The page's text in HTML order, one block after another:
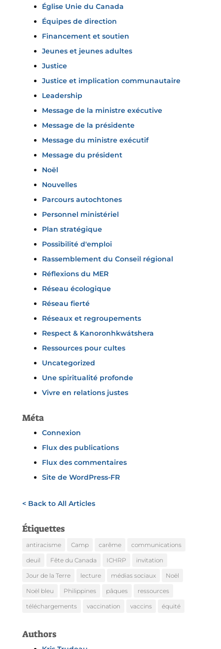
Église Unie du Canada
Équipes de direction
Financement et soutien
Jeunes et jeunes adultes
Justice
Justice et implication communautaire
Leadership
Message de la ministre exécutive
Message de la présidente
Message du ministre exécutif
Message du président
Noël
Nouvelles
Parcours autochtones
Personnel ministériel
Plan stratégique
Possibilité d'emploi
Rassemblement du Conseil régional
Réflexions du MER
Réseau écologique
Réseau fierté
Réseaux et regroupements
Respect & Kanoronhkwátshera
Ressources pour cultes
Uncategorized
Une spiritualité profonde
Vivre en relations justes
Méta
Connexion
Flux des publications
Flux des commentaires
Site de WordPress-FR
< Back to All Articles
Étiquettes
antiracisme Camp carême communications
deuil Fête du Canada ICHRP invitation
Jour de la Terre lecture médias sociaux Noël
Noël bleu Philippines pâques ressources
téléchargements vaccination vaccins équité
Authors